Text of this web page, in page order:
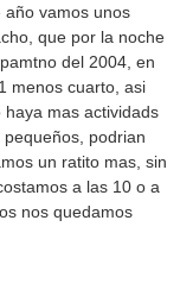
año vamos unos
que por la noche
del 2004, en
menos cuarto, asi
mas actividads
podrian
un ratito mas, sin
a las 10 o a
nos quedamos